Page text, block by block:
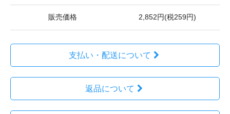
販売価格 2,852円(税259円)
支払い・配送について
返品について